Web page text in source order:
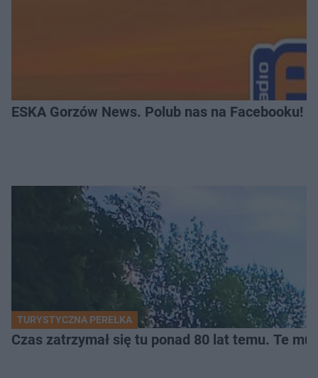
ESKA Gorzów News. Polub nas na Facebooku!
TURYSTYCZNA PEREŁKA
Czas zatrzymał się tu ponad 80 lat temu. Te